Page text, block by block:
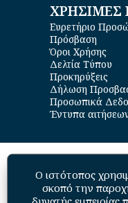
ΧΡΗΣΙΜΕΣ
Ευρετήριο
Πρόσβαση
Όροι Χρήσης
Δελτία Τύπου
Προκηρύξεις
Δήλωση
Προσωπικά
Έντυπα
Ο ιστότοπος
σκοπό την